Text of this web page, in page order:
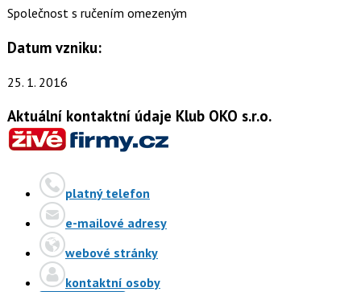
Společnost s ručením omezeným
Datum vzniku:
25. 1. 2016
Aktuální kontaktní údaje Klub OKO s.r.o.
platný telefon
e-mailové adresy
webové stránky
kontaktní osoby